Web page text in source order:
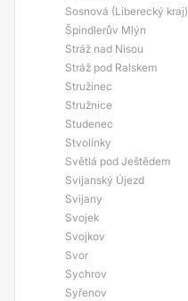
Sosnová (Liberecký kraj)
Špindlerův Mlýn
Stráž nad Nisou
Stráž pod Ralskem
Stružinec
Stružnice
Studenec
Stvolínky
Světlá pod Ještědem
Svijanský Újezd
Svijany
Svojek
Svojkov
Svor
Sychrov
Syřenov